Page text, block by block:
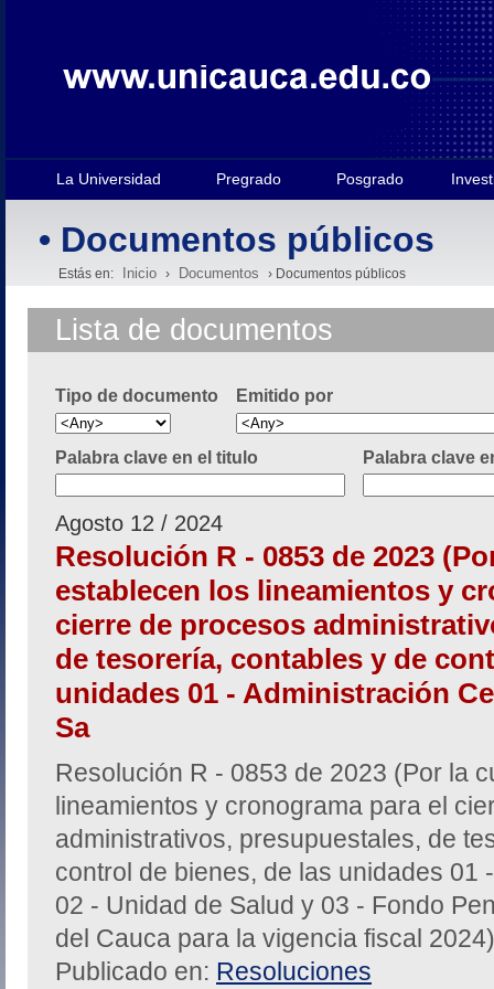
La Universidad Pregrado Posgrado
• Documentos públicos
Estás en: Inicio › Documentos › Documentos públicos
Lista de documentos
Tipo de documento Emitido por
Palabra clave en el titulo Palabra clave
Agosto 12 / 2024
Resolución R - 0853 de 2023
establecen los lineamientos y
cierre de procesos
de tesorería, contables y de
unidades 01 - Administración
Sa
Resolución R - 0853 de 2023 (Por la
lineamientos y cronograma para el
administrativos, presupuestales, de
control de bienes, de las unidades 01
02 - Unidad de Salud y 03 - Fondo
del Cauca para la vigencia fiscal 2024)
Publicado en: Resoluciones